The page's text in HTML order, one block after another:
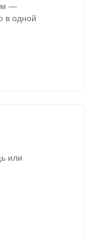
—
в одной
или